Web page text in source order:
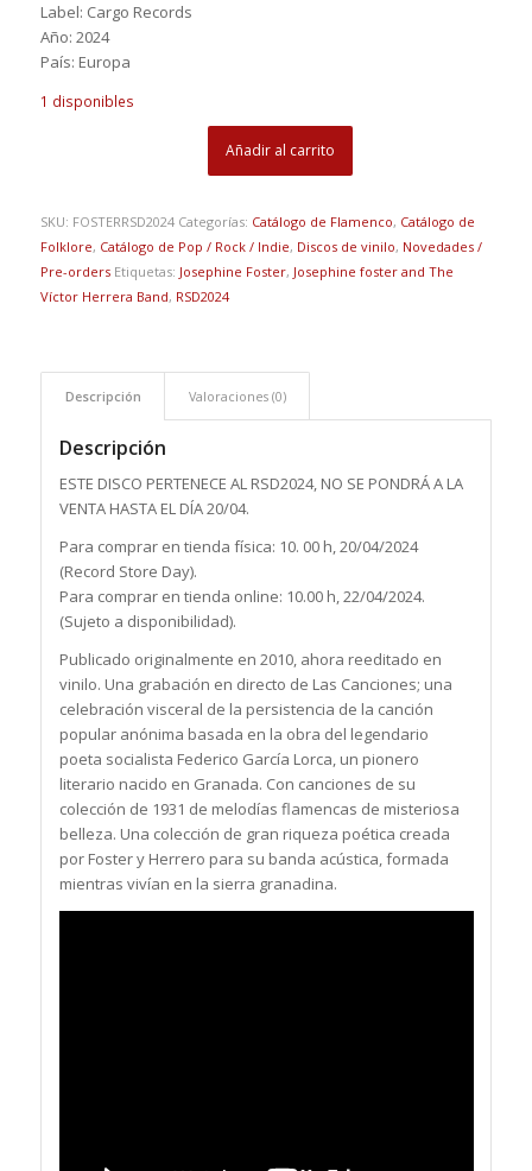
Label: Cargo Records
Año: 2024
País: Europa
1 disponibles
Añadir al carrito
SKU: FOSTERRSD2024 Categorías: Catálogo de Flamenco, Catálogo de
Folklore, Catálogo de Pop / Rock / Indie, Discos de vinilo, Novedades /
Pre-orders Etiquetas: Josephine Foster, Josephine foster and The
Víctor Herrera Band, RSD2024
Descripción Valoraciones (0)
Descripción
ESTE DISCO PERTENECE AL RSD2024, NO SE PONDRÁ A LA
VENTA HASTA EL DÍA 20/04.
Para comprar en tienda física: 10. 00 h, 20/04/2024
(Record Store Day).
Para comprar en tienda online: 10.00 h, 22/04/2024.
(Sujeto a disponibilidad).
Publicado originalmente en 2010, ahora reeditado en
vinilo. Una grabación en directo de Las Canciones; una
celebración visceral de la persistencia de la canción
popular anónima basada en la obra del legendario
poeta socialista Federico García Lorca, un pionero
literario nacido en Granada. Con canciones de su
colección de 1931 de melodías flamencas de misteriosa
belleza. Una colección de gran riqueza poética creada
por Foster y Herrero para su banda acústica, formada
mientras vivían en la sierra granadina.